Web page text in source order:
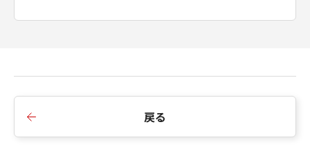
『ダウンロード開始』のボタンをクリック
約を読み、理解し、且つ本契約の条件に拘
束されることに合意したことになります。
戻る